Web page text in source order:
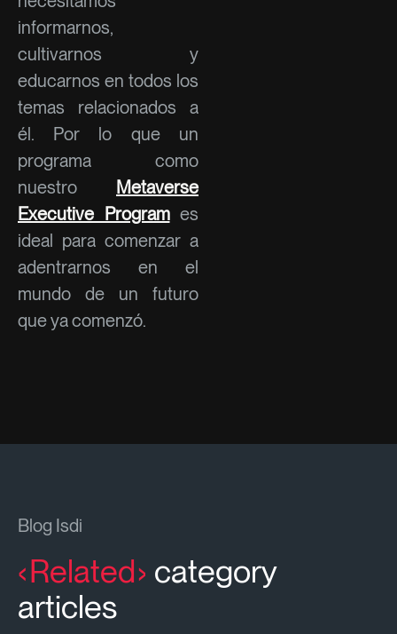
informarnos,
cultivarnos y
educarnos en todos los
temas relacionados a
él. Por lo que un
programa como
nuestro Metaverse
Executive Programes
ideal para comenzar a
adentrarnos en el
mundo de un futuro
que ya comenzó.
Blog Isdi
Related category
articles